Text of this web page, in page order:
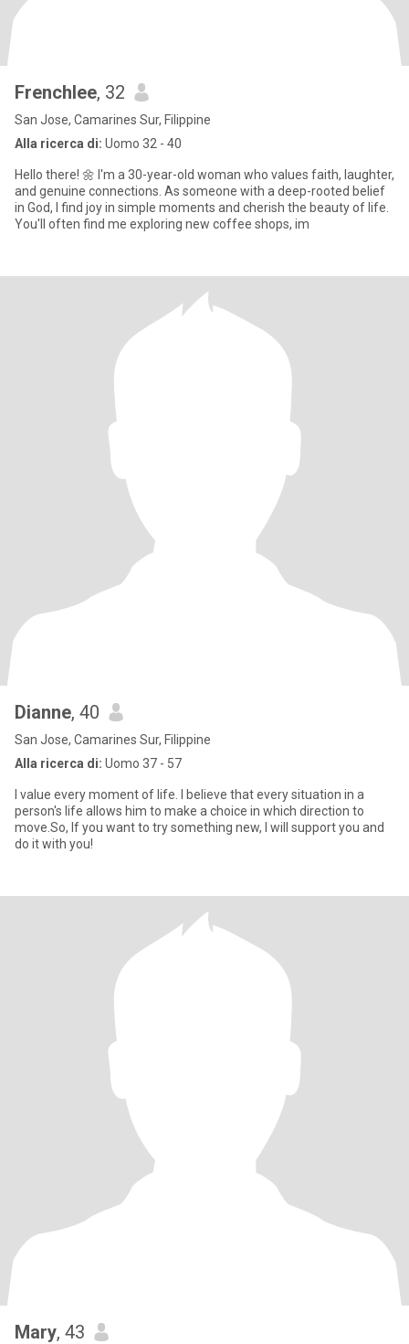
Frenchlee, 32
San Jose, Camarines Sur, Filippine
Alla ricerca di: Uomo 32 - 40
Hello there! 🌼 I'm a 30-year-old woman who values faith, laughter,
and genuine connections. As someone with a deep-rooted belief
in God, I find joy in simple moments and cherish the beauty of life.
You'll often find me exploring new coffee shops, im
Dianne, 40
San Jose, Camarines Sur, Filippine
Alla ricerca di: Uomo 37 - 57
I value every moment of life. I believe that every situation in a
person's life allows him to make a choice in which direction to
move.So, If you want to try something new, I will support you and
do it with you!
Mary, 43